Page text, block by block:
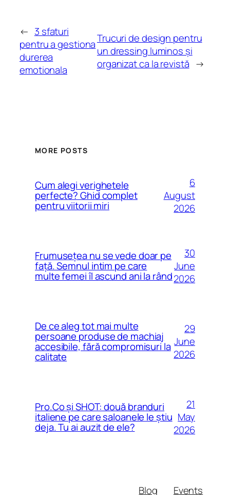
← 3 sfaturi
pentru a gestiona
durerea
emotionala
Trucuri de design pentru
un dressing luminos și
organizat ca la revistă →
MORE POSTS
Cum alegi verighetele
perfecte? Ghid complet
pentru viitorii miri
6
August
2026
Frumusețea nu se vede doar pe
față. Semnul intim pe care
multe femei îl ascund ani la rând
30
June
2026
De ce aleg tot mai multe
persoane produse de machiaj
accesibile, fără compromisuri la
calitate
29
June
2026
Pro.Co și SHOT: două branduri
italiene pe care saloanele le știu
deja. Tu ai auzit de ele?
21
May
2026
Blog Events